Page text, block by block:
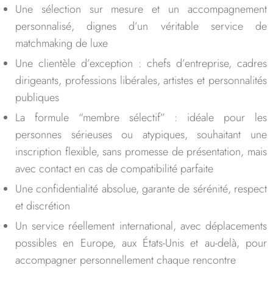
Une sélection sur mesure et un accompagnement
personnalisé, dignes d’un véritable service de
matchmaking de luxe
Une clientèle d’exception : chefs d’entreprise, cadres
dirigeants, professions libérales, artistes et personnalités
publiques
La formule “membre sélectif” : idéale pour les
personnes sérieuses ou atypiques, souhaitant une
inscription flexible, sans promesse de présentation, mais
avec contact en cas de compatibilité parfaite
Une confidentialité absolue, garante de sérénité, respect
et discrétion
Un service réellement international, avec déplacements
possibles en Europe, aux États-Unis et au-delà, pour
accompagner personnellement chaque rencontre